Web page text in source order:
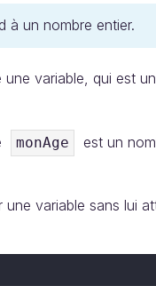
à un nombre entier.
variable, qui est
monAge
est un
variable sans lui